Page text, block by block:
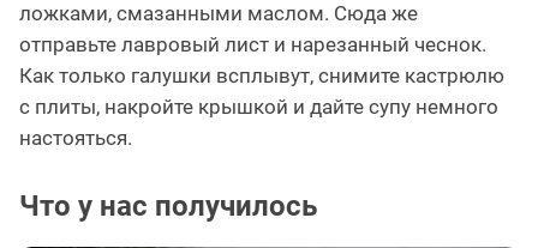
ложками, смазанными маслом. Сюда же
отправьте лавровый лист и нарезанный чеснок.
Как только галушки всплывут, снимите кастрюлю
с плиты, накройте крышкой и дайте супу немного
настояться.
Что у нас получилось